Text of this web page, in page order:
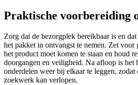
Praktische voorbereiding
Zorg dat de bezorgplek bereikbaar is en
het pakket in ontvangst te nemen. Zet
het product moet komen te staan en houd
doorgangen en veiligheid. Na afloop is het
onderdelen weer bij elkaar te leggen, zodat
zoekwerk kan verlopen.